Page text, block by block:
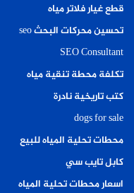
قطع غيار فلاتر مياه
تحسين محركات البحث seo
SEO Consultant
تكلفة محطة تنقية مياه
كتب تاريخية نادرة
dogs for sale
محطات تحلية المياه للبيع
كابل تايب سي
اسعار محطات تحلية المياه